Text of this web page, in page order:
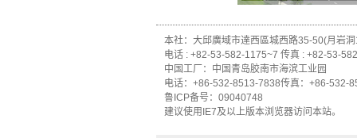
本社：大邱廣域市達西區城西路35-50(月岩
电话 : +82-53-582-1175~7 传真 : +82-53-
中国工厂： 中国青岛胶南市海滨工业园
电话： +86-532-8513-7838传真： +86-532-
鲁ICP备号 ： 09040748
建议使用 IE7及以上版本浏览器访问本站。